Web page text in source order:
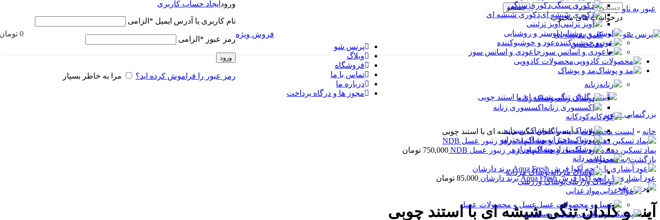
عبور به ناوبریرفتن به محتوای اصلی جستجو
درخواست های محبوب
کلمن شیشه ای
هفت سین
فروش ویژه
ورود ایجاد حساب کاربری
نام کاربری یا آدرس ایمیل * الزامی
رمز عبور * الزامی
ورود
رمز عبور را فراموش کرده اید؟ مرا به خاطر بسپار
0
دکوری سنگی
دکوری شیشه ای
آویز تزئینی
لوستر و روشنایی
عود و خوشبوکننده
جاعودی و اسانس سوز
محصولات کادوویی
مد و پوشاک
زنانه
پوشاک زنانه
اکسسوری زنانه
کودکانه
پوشاک پسرانه
پوشاک دخترانه
پوشاک نوزاد
مردانه
پوشاک مردانه
پوشاک ورزشی
مواد غذایی
عسل و محصولات عسل
پزشکی و سلامت
پرنس شو
وبلاگ
فروشگاه
تماس با ما
درباره ما
مجوز ها و درگاه پرداخت
بزرگنمایی تصویر
خانه » لیست محصولات» آینه و گلدان تنگی شیشه ای با استند چوبی
پماد تسکین دهنده درد مفاصل و ضد التهاب زهر زنبور عسل NDB 750,000 تومان
بازگشت به محصولات
عود آبشاری با رایحه آکوا فرش Aqua Fresh برند دارشان 85,000 تومان
آینه و گلدان تنگی شیشه ای با استند چوبی